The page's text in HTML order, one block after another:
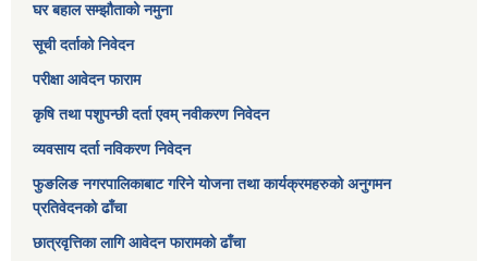
घर बहाल सम्झौताको नमुना
सूची दर्ताको निवेदन
परीक्षा आवेदन फाराम
कृषि तथा पशुपन्छी दर्ता एवम् नवीकरण निवेदन
व्यवसाय दर्ता नविकरण निवेदन
फुङलिङ नगरपालिकाबाट गरिने योजना तथा कार्यक्रमहरुको अनुगमन
प्रतिवेदनको ढाँचा
छात्रवृत्तिका लागि आवेदन फारामको ढाँचा